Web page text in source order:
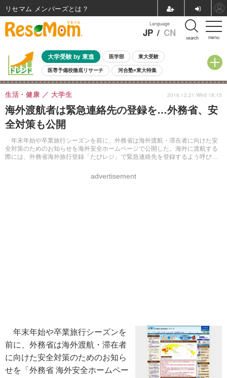
menu
Language
JP / CN search
大学受験 by 東進 医学部 東大受験
医専予備校徹底リサーチ 河合塾×東大特集
親子で考える大学選び 高校受験 中学受験 小学校受験
共通テスト 夏休み
8月開催イベント・WS 全国公立高校 過去問 人気記事
自由研究教材（小学生向け）
海外渡航者は緊急連絡先の登録を…外務省、安
全対策も公開
年末年始や卒業旅行シーズンを前に、外務省は海外渡航・滞在者に向けた安
全対策のためのお知らせを海外安全ホームページで公開した。海外に渡航する
際には、外務省海外旅行登録「たびレジ」で緊急連絡先を登録するよう呼びか
生活・健康 大学生
advertisement
2016.12.21 Wed 18:15
年末年始や卒業旅行シーズンを
前に、外務省は海外渡航・滞在者
に向けた安全対策のためのお知ら
せを「外務省 海外安全ホームペー
リセマム メンバーズ